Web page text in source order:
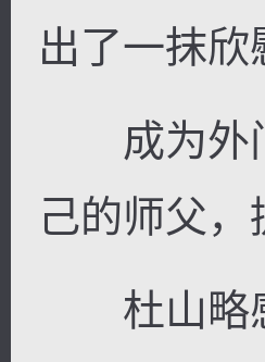
出了一抹欣
成为外门
己的师父
杜山略感